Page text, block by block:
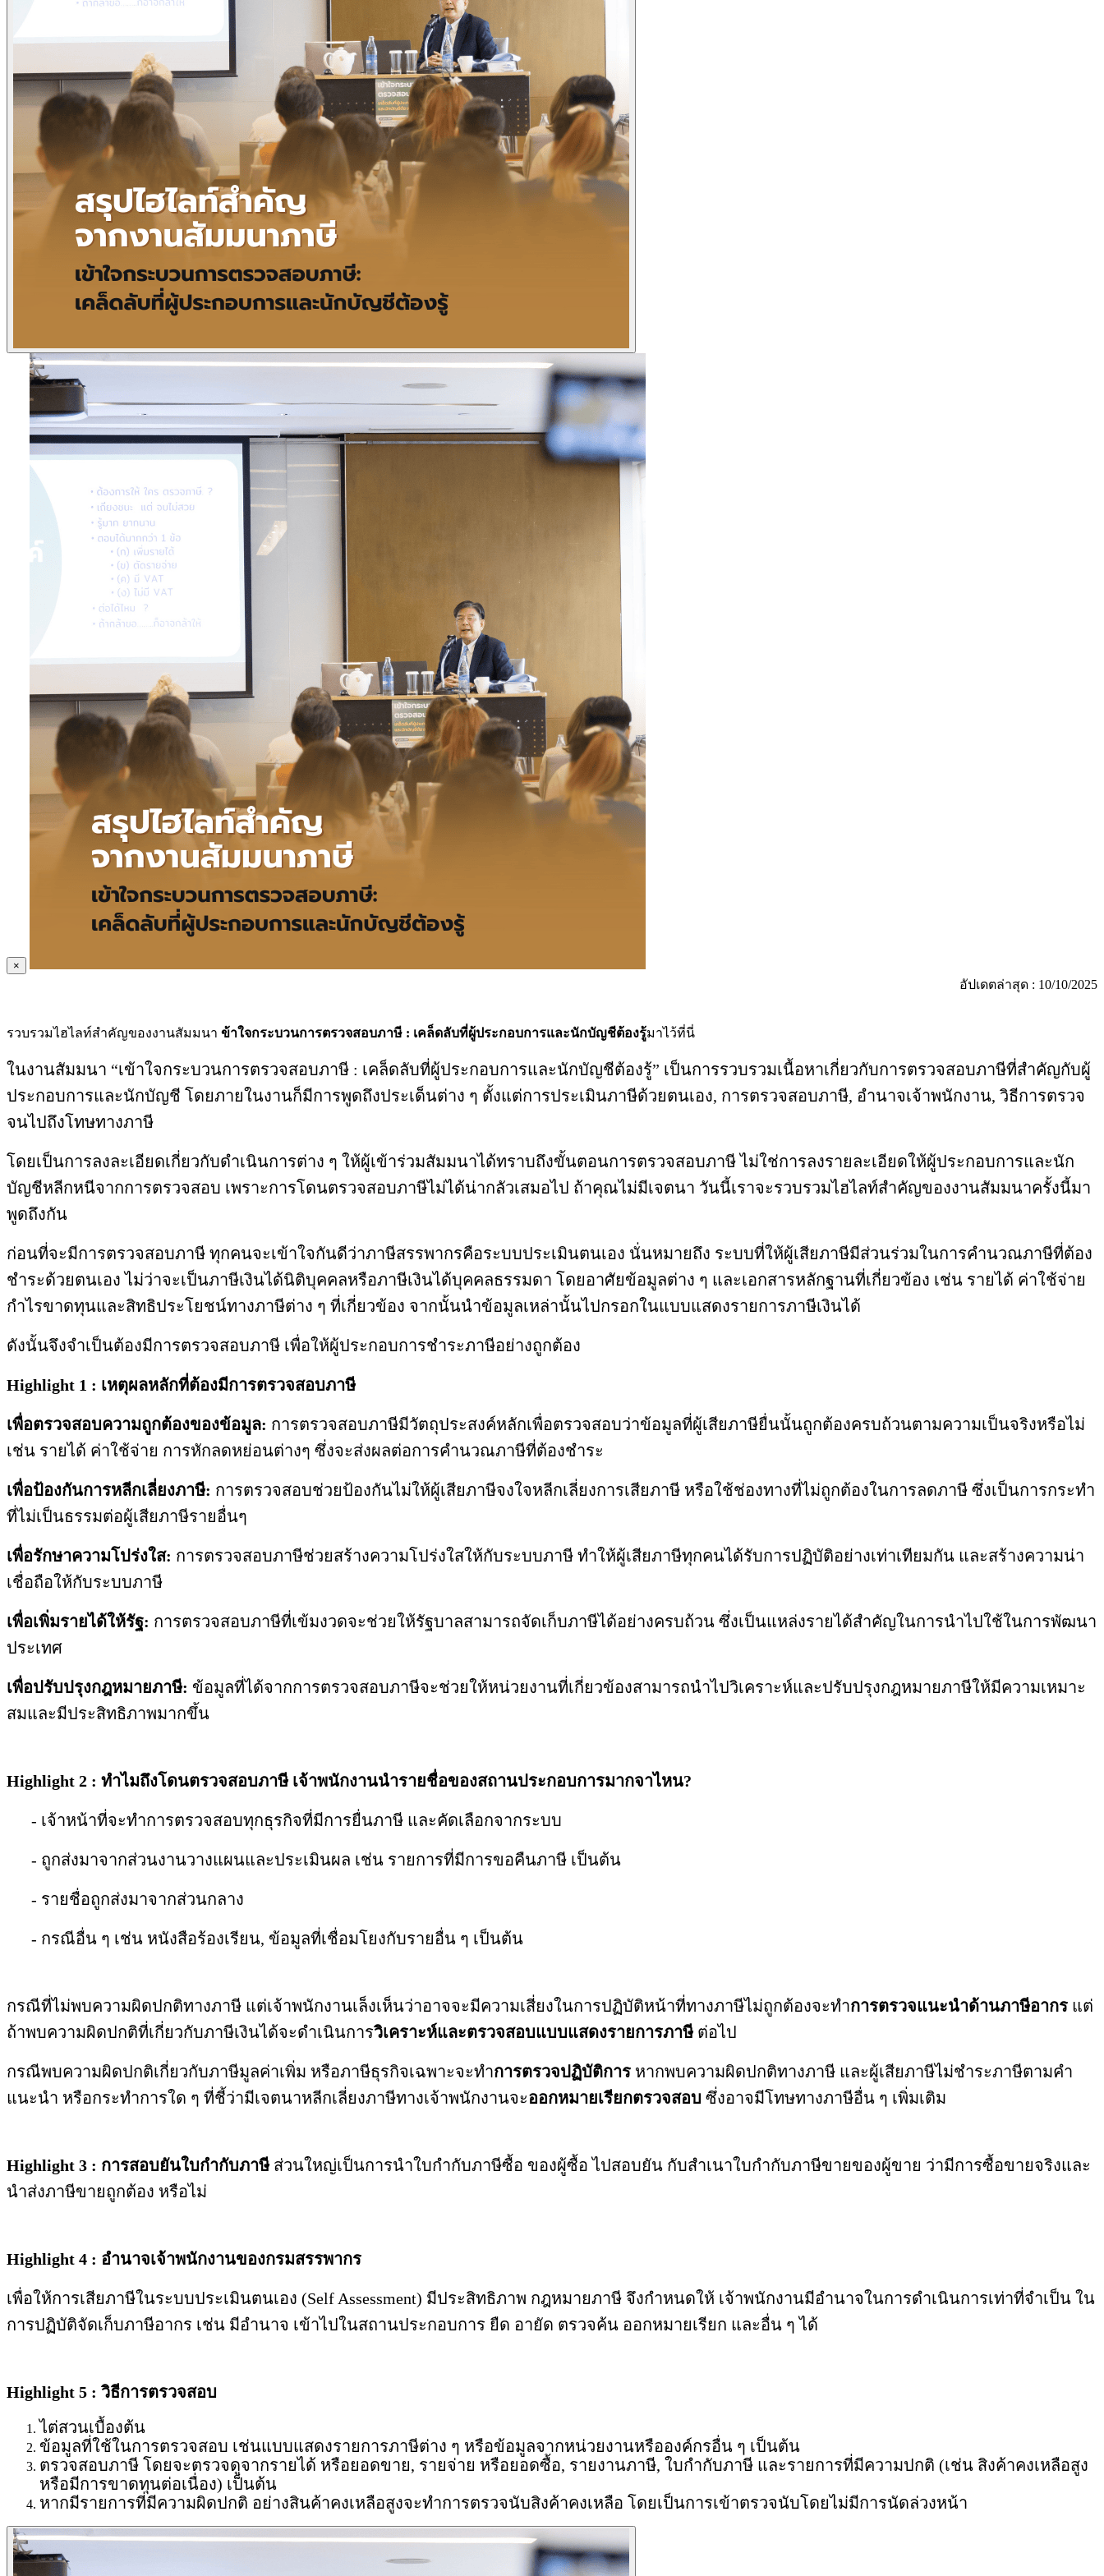
ข่าวบัญชี
ข่าวสัมมนา
ข่าวไอที
ติดต่อเรา
×
อัปเดตล่าสุด : 10/10/2025
รวบรวมไฮไลท์สำคัญของงานสัมมนา ข้าใจกระบวนการตรวจสอบภาษี : เคล็ดลับที่ผู้ประกอบการและนักบัญชีต้องรู้มาไว้ที่นี่
ในงานสัมมนา “เข้าใจกระบวนการตรวจสอบภาษี : เคล็ดลับที่ผู้ประกอบการและนักบัญชีต้องรู้” เป็นการรวบรวมเนื้อหาเกี่ยวกับการตรวจสอบภาษีที่สำคัญกับผู้
ประกอบการและนักบัญชี โดยภายในงานก็มีการพูดถึงประเด็นต่าง ๆ ตั้งแต่การประเมินภาษีด้วยตนเอง, การตรวจสอบภาษี, อำนาจเจ้าพนักงาน, วิธีการตรวจ
จนไปถึงโทษทางภาษี
โดยเป็นการลงละเอียดเกี่ยวกับดำเนินการต่าง ๆ ให้ผู้เข้าร่วมสัมมนาได้ทราบถึงขั้นตอนการตรวจสอบภาษี ไม่ใช่การลงรายละเอียดให้ผู้ประกอบการและนัก
บัญชีหลีกหนีจากการตรวจสอบ เพราะการโดนตรวจสอบภาษีไม่ได้น่ากลัวเสมอไป ถ้าคุณไม่มีเจตนา วันนี้เราจะรวบรวมไฮไลท์สำคัญของงานสัมมนาครั้งนี้มา
พูดถึงกัน
ก่อนที่จะมีการตรวจสอบภาษี ทุกคนจะเข้าใจกันดีว่าภาษีสรรพากรคือระบบประเมินตนเอง นั่นหมายถึง ระบบที่ให้ผู้เสียภาษีมีส่วนร่วมในการคำนวณภาษีที่ต้อง
ชำระด้วยตนเอง ไม่ว่าจะเป็นภาษีเงินได้นิติบุคคลหรือภาษีเงินได้บุคคลธรรมดา โดยอาศัยข้อมูลต่าง ๆ และเอกสารหลักฐานที่เกี่ยวข้อง เช่น รายได้ ค่าใช้จ่าย
กำไรขาดทุนและสิทธิประโยชน์ทางภาษีต่าง ๆ ที่เกี่ยวข้อง จากนั้นนำข้อมูลเหล่านั้นไปกรอกในแบบแสดงรายการภาษีเงินได้
ดังนั้นจึงจำเป็นต้องมีการตรวจสอบภาษี เพื่อให้ผู้ประกอบการชำระภาษีอย่างถูกต้อง
Highlight 1 : เหตุผลหลักที่ต้องมีการตรวจสอบภาษี
เพื่อตรวจสอบความถูกต้องของข้อมูล: การตรวจสอบภาษีมีวัตถุประสงค์หลักเพื่อตรวจสอบว่าข้อมูลที่ผู้เสียภาษียื่นนั้นถูกต้องครบถ้วนตามความเป็นจริงหรือไม่
เช่น รายได้ ค่าใช้จ่าย การหักลดหย่อนต่างๆ ซึ่งจะส่งผลต่อการคำนวณภาษีที่ต้องชำระ
เพื่อป้องกันการหลีกเลี่ยงภาษี: การตรวจสอบช่วยป้องกันไม่ให้ผู้เสียภาษีจงใจหลีกเลี่ยงการเสียภาษี หรือใช้ช่องทางที่ไม่ถูกต้องในการลดภาษี ซึ่งเป็นการกระทำ
ที่ไม่เป็นธรรมต่อผู้เสียภาษีรายอื่นๆ
เพื่อรักษาความโปร่งใส: การตรวจสอบภาษีช่วยสร้างความโปร่งใสให้กับระบบภาษี ทำให้ผู้เสียภาษีทุกคนได้รับการปฏิบัติอย่างเท่าเทียมกัน และสร้างความน่า
เชื่อถือให้กับระบบภาษี
เพื่อเพิ่มรายได้ให้รัฐ: การตรวจสอบภาษีที่เข้มงวดจะช่วยให้รัฐบาลสามารถจัดเก็บภาษีได้อย่างครบถ้วน ซึ่งเป็นแหล่งรายได้สำคัญในการนำไปใช้ในการพัฒนา
ประเทศ
เพื่อปรับปรุงกฎหมายภาษี: ข้อมูลที่ได้จากการตรวจสอบภาษีจะช่วยให้หน่วยงานที่เกี่ยวข้องสามารถนำไปวิเคราะห์และปรับปรุงกฎหมายภาษีให้มีความเหมาะ
สมและมีประสิทธิภาพมากขึ้น
Highlight 2 : ทำไมถึงโดนตรวจสอบภาษี เจ้าพนักงานนำรายชื่อของสถานประกอบการมากจาไหน?
- เจ้าหน้าที่จะทำการตรวจสอบทุกธุรกิจที่มีการยื่นภาษี และคัดเลือกจากระบบ
- ถูกส่งมาจากส่วนงานวางแผนและประเมินผล เช่น รายการที่มีการขอคืนภาษี เป็นต้น
- รายชื่อถูกส่งมาจากส่วนกลาง
- กรณีอื่น ๆ เช่น หนังสือร้องเรียน, ข้อมูลที่เชื่อมโยงกับรายอื่น ๆ เป็นต้น
กรณีที่ไม่พบความผิดปกติทางภาษี แต่เจ้าพนักงานเล็งเห็นว่าอาจจะมีความเสี่ยงในการปฏิบัติหน้าที่ทางภาษีไม่ถูกต้องจะทำการตรวจแนะนำด้านภาษีอากร แต่
ถ้าพบความผิดปกติที่เกี่ยวกับภาษีเงินได้จะดำเนินการวิเคราะห์และตรวจสอบแบบแสดงรายการภาษี ต่อไป
กรณีพบความผิดปกติเกี่ยวกับภาษีมูลค่าเพิ่ม หรือภาษีธุรกิจเฉพาะจะทำการตรวจปฏิบัติการ หากพบความผิดปกติทางภาษี และผู้เสียภาษีไม่ชำระภาษีตามคำ
แนะนำ หรือกระทำการใด ๆ ที่ชี้ว่ามีเจตนาหลีกเลี่ยงภาษีทางเจ้าพนักงานจะออกหมายเรียกตรวจสอบ ซึ่งอาจมีโทษทางภาษีอื่น ๆ เพิ่มเติม
Highlight 3 : การสอบยันใบกำกับภาษีส่วนใหญ่เป็นการนำใบกำกับภาษีซื้อ ของผู้ซื้อ ไปสอบยัน กับสำเนาใบกำกับภาษีขายของผู้ขาย ว่ามีการซื้อขายจริงและ
นำส่งภาษีขายถูกต้อง หรือไม่
Highlight 4 : อำนาจเจ้าพนักงานของกรมสรรพากร
เพื่อให้การเสียภาษีในระบบประเมินตนเอง (Self Assessment) มีประสิทธิภาพ กฎหมายภาษี จึงกำหนดให้ เจ้าพนักงานมีอำนาจในการดำเนินการเท่าที่จำเป็น ใน
การปฏิบัติจัดเก็บภาษีอากร เช่น มีอำนาจ เข้าไปในสถานประกอบการ ยืด อายัด ตรวจค้น ออกหมายเรียก และอื่น ๆ ได้
Highlight 5 : วิธีการตรวจสอบ
ไต่สวนเบื้องต้น
ข้อมูลที่ใช้ในการตรวจสอบ เช่นแบบแสดงรายการภาษีต่าง ๆ หรือข้อมูลจากหน่วยงานหรือองค์กรอื่น ๆ เป็นต้น
ตรวจสอบภาษี โดยจะตรวจดูจากรายได้ หรือยอดขาย, รายจ่าย หรือยอดซื้อ, รายงานภาษี, ใบกำกับภาษี และรายการที่มีความปกติ (เช่น สิงค้าคงเหลือสูง
หรือมีการขาดทุนต่อเนื่อง) เป็นต้น
หากมีรายการที่มีความผิดปกติ อย่างสินค้าคงเหลือสูงจะทำการตรวจนับสิงค้าคงเหลือ โดยเป็นการเข้าตรวจนับโดยไม่มีการนัดล่วงหน้า